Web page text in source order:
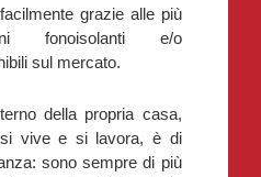
grazie alle più
fonoisolanti e/o
sul mercato.
della propria casa,
si vive e si lavora, è di
sono sempre di più